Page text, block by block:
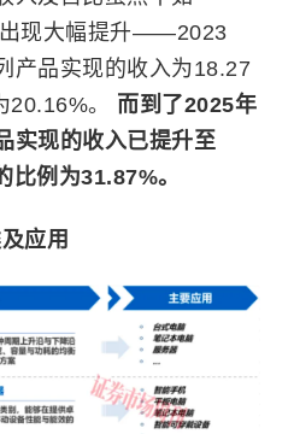
现大幅提升——2023
产品实现的收入为18.27
20.16%。 而到了2025年
实现的收入已提升至
例为31.87%。
应用